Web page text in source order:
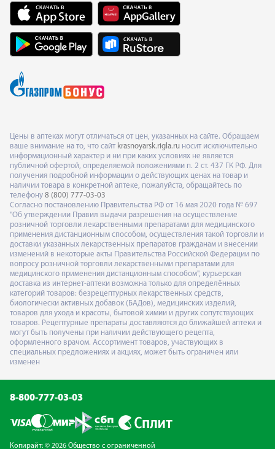
Цены в аптеках могут отличаться от цен, указанных на сайте. Обращаем
ваше внимание на то, что сайт krasnoyarsk.rigla.ru носит исключительно
информационный характер и ни при каких условиях не является
публичной офертой, определяемой положениями п. 2 ст. 437 ГК РФ. Для
получения подробной информации о действующих ценах на товар и
наличии товара в конкретной аптеке, пожалуйста, обращайтесь по
телефону 8 (800) 777-03-03
Согласно постановлению Правительства РФ от 16 мая 2020 года № 697
"Об утверждении Правил выдачи разрешения на осуществление
розничной торговли лекарственными препаратами для медицинского
применения дистанционным способом, осуществления такой торговли и
доставки указанных лекарственных препаратов гражданам и внесении
изменений в некоторые акты Правительства Российской Федерации по
вопросу розничной торговли лекарственными препаратами для
медицинского применения дистанционным способом", курьерская
доставка из интернет-аптеки возможна только для определённых
категорий товаров: безрецептурных лекарственных средств,
биологически активных добавок (БАДов), медицинских изделий,
товаров для ухода и красоты, бытовой химии и других сопутствующих
товаров. Рецептурные препараты доставляются до ближайшей аптеки и
могут быть получены при наличии действующего рецепта,
оформленного врачом. Ассортимент товаров, участвующих в
специальных предложениях и акциях, может быть ограничен или
изменен
8-800-777-03-03
Копирайт: © 2026 Общество с ограниченной